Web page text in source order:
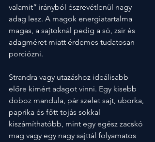
valamit” irányból észrevétlenül nagy
adag lesz. A magok energiatartalma
magas, a sajtoknál pedig a só, zsír és
adagméret miatt érdemes tudatosan
porciózni.
Strandra vagy utazáshoz ideálisabb
előre kimért adagot vinni. Egy kisebb
doboz mandula, pár szelet sajt, uborka,
paprika és főtt tojás sokkal
kiszámíthatóbb, mint egy egész zacskó
mag vagy egy nagy sajttál folyamatos